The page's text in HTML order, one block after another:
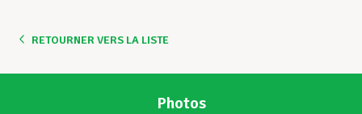
RETOURNER VERS LA LISTE
Photos